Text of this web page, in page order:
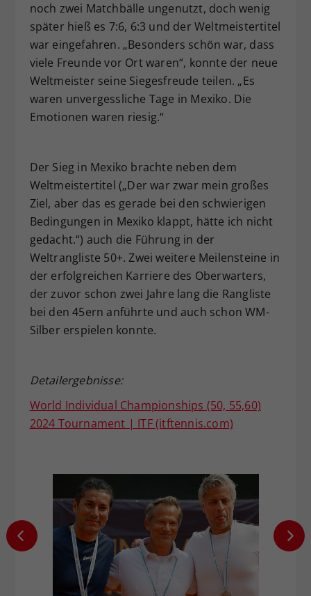
noch zwei Matchbälle ungenutzt, doch wenig
später hieß es 7:6, 6:3 und der Weltmeistertitel
war eingefahren. „Besonders schön war, dass
viele Freunde vor Ort waren“, konnte der neue
Weltmeister seine Siegesfreude teilen. „Es
waren unvergessliche Tage in Mexiko. Die
Emotionen waren riesig.“
Der Sieg in Mexiko brachte neben dem
Weltmeistertitel („Der war zwar mein großes
Ziel, aber das es gerade bei den schwierigen
Bedingungen in Mexiko klappt, hätte ich nicht
gedacht.“) auch die Führung in der
Weltrangliste 50+. Zwei weitere Meilensteine in
der erfolgreichen Karriere des Oberwarters,
der zuvor schon zwei Jahre lang die Rangliste
bei den 45ern anführte und auch schon WM-
Silber erspielen konnte.
Detailergebnisse:
World Individual Championships (50, 55,60)
2024 Tournament | ITF (itftennis.com)